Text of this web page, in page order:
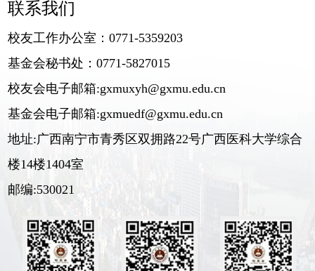
联系我们
校友工作办公室：0771-5359203
基金会秘书处：0771-5827015
校友会电子邮箱:gxmuxyh@gxmu.edu.cn
基金会电子邮箱:gxmuedf@gxmu.edu.cn
地址:广西南宁市青秀区双拥路22号广西医科大学综合
楼14楼1404室
邮编:530021